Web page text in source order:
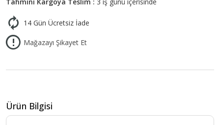
14 Gün Ücretsiz İade
Mağazayı Şikayet Et
Ürün Bilgisi